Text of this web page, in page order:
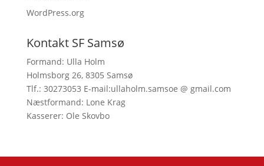
WordPress.org
Kontakt SF Samsø
Formand: Ulla Holm
Holmsborg 26, 8305 Samsø
Tlf.: 30273053 E-mail:ullaholm.samsoe @ gmail.com
Næstformand: Lone Krag
Kasserer: Ole Skovbo